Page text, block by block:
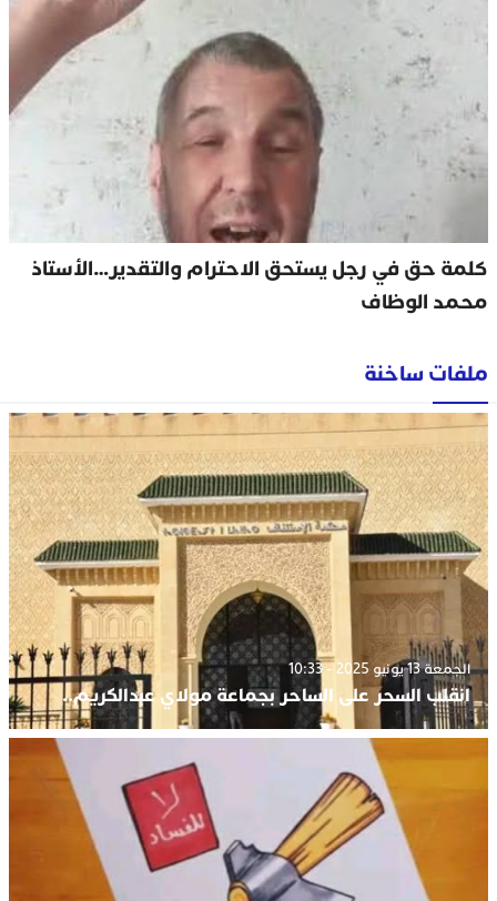
كلمة حق في رجل يستحق الاحترام والتقدير…الأستاذ
محمد الوظاف
ملفات ساخنة
الجمعة 13 يونيو 2025 - 10:33
انقلب السحر على الساحر بجماعة مولاي عبدالكريم..